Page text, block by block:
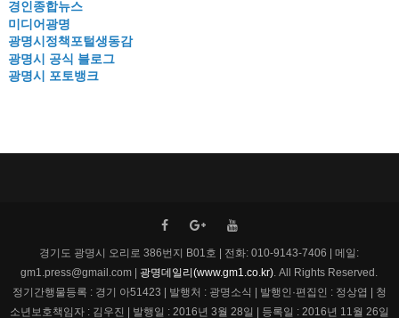
경인종합뉴스
미디어광명
광명시정책포털생동감
광명시 공식 블로그
광명시 포토뱅크
경기도 광명시 오리로 386번지 B01호 | 전화: 010-9143-7406 | 메일:
gm1.press@gmail.com | 광명데일리(www.gm1.co.kr). All Rights Reserved.
정기간행물등록 : 경기 아51423 | 발행처 : 광명소식 | 발행인·편집인 : 정상엽 | 청
소년보호책임자 : 김우진 | 발행일 : 2016년 3월 28일 | 등록일 : 2016년 11월 26일